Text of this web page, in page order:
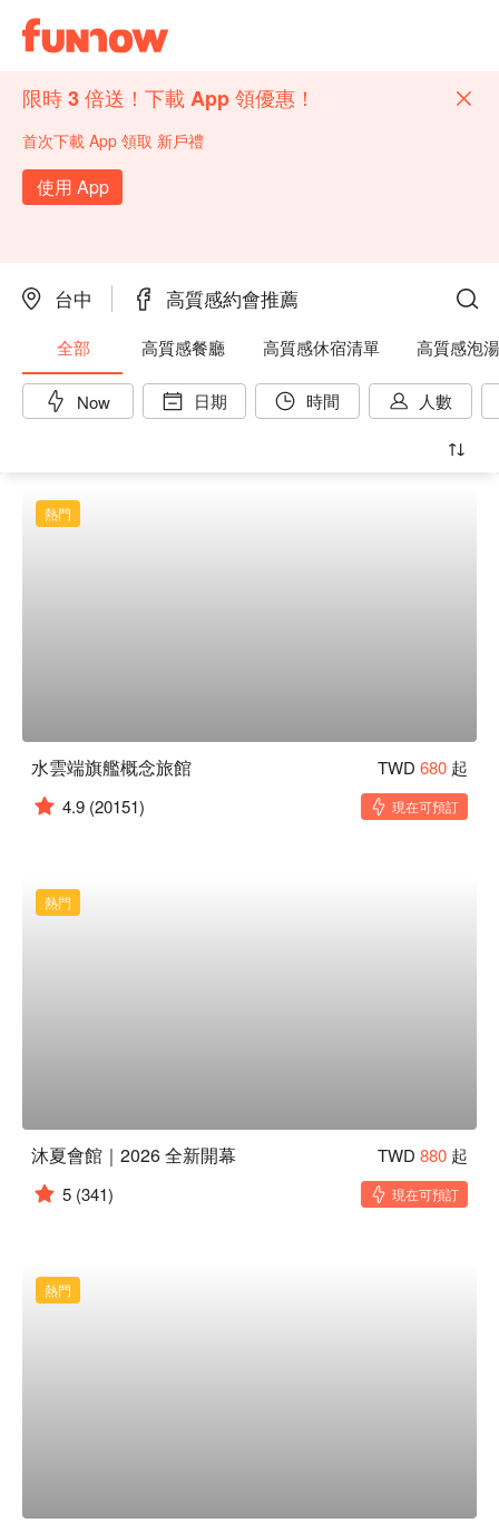
限時 3 倍送！下載 App 領優惠！
首次下載 App 領取 新戶禮
使用 App
台中 高質感約會推薦
全部 高質感餐廳 高質感休宿清單 高質感泡
Now 日期 時間 人數
熱門
水雲端旗艦概念旅館 TWD 680 起
4.9 (20151) 現在可預訂
熱門
沐夏會館｜2026 全新開幕 TWD 880 起
5 (341) 現在可預訂
熱門